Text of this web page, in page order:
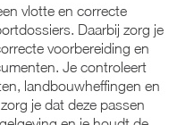
vlotte en correcte
Daarbij zorg je
voorbereiding en
Je controleert
landbouwheffingen en
je dat deze passen